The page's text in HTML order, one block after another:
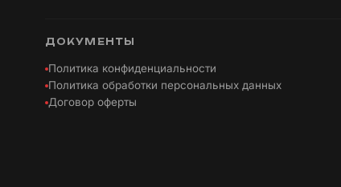
ДОКУМЕНТЫ
Политика конфиденциальности
Политика обработки персональных данных
Договор оферты